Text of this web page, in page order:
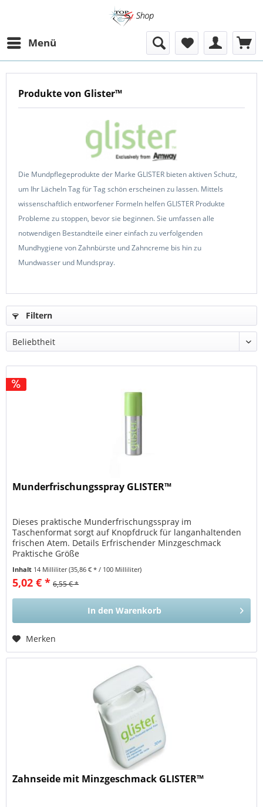
Menü
Produkte von Glister™
Die Mundpflegeprodukte der Marke GLISTER bieten aktiven Schutz,
um Ihr Lächeln Tag für Tag schön erscheinen zu lassen. Mittels
wissenschaftlich entworfener Formeln helfen GLISTER Produkte
Probleme zu stoppen, bevor sie beginnen. Sie umfassen alle
notwendigen Bestandteile einer einfach zu verfolgenden
Mundhygiene von Zahnbürste und Zahncreme bis hin zu
Mundwasser und Mundspray.
Filtern
Munderfrischungsspray GLISTER™
Dieses praktische Munderfrischungsspray im
Taschenformat sorgt auf Knopfdruck für langanhaltenden
frischen Atem. Details Erfrischender Minzgeschmack
Praktische Größe
Inhalt 14 Milliliter(35,86 € * / 100 Milliliter)
5,02 € * 6,55 € *
In den Warenkorb
Merken
Zahnseide mit Minzgeschmack GLISTER™